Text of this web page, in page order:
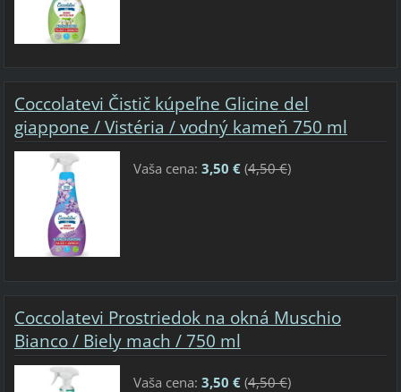
Coccolatevi Čistič kúpeľne Glicine del
giappone / Vistéria / vodný kameň 750 ml
Vaša cena: 3,50 €(4,50 €)
Coccolatevi Prostriedok na okná Muschio
Bianco / Biely mach / 750 ml
Vaša cena: 3,50 €(4,50 €)